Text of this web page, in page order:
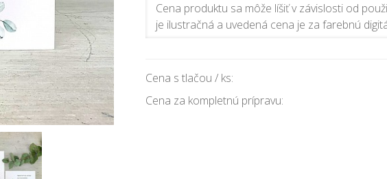
Cena produktu sa môže líšiť v závislosti od
je ilustračná a uvedená cena je za farebnú
Cena s tlačou / ks:
Cena za kompletnú prípravu: